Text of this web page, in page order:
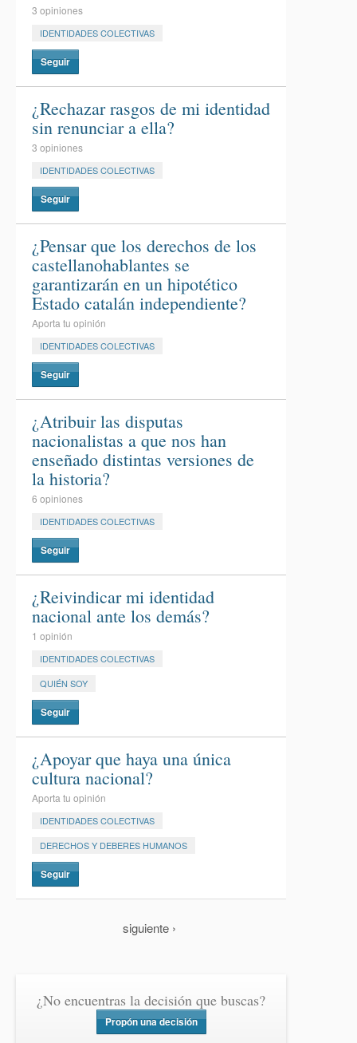
3 opiniones
IDENTIDADES COLECTIVAS
Seguir
¿Rechazar rasgos de mi identidad
sin renunciar a ella?
3 opiniones
IDENTIDADES COLECTIVAS
Seguir
¿Pensar que los derechos de los
castellanohablantes se
garantizarán en un hipotético
Estado catalán independiente?
Aporta tu opinión
IDENTIDADES COLECTIVAS
Seguir
¿Atribuir las disputas
nacionalistas a que nos han
enseñado distintas versiones de
la historia?
6 opiniones
IDENTIDADES COLECTIVAS
Seguir
¿Reivindicar mi identidad
nacional ante los demás?
1 opinión
IDENTIDADES COLECTIVAS
QUIÉN SOY
Seguir
¿Apoyar que haya una única
cultura nacional?
Aporta tu opinión
IDENTIDADES COLECTIVAS
DERECHOS Y DEBERES HUMANOS
Seguir
siguiente ›
¿No encuentras la decisión que buscas?
Propón una decisión